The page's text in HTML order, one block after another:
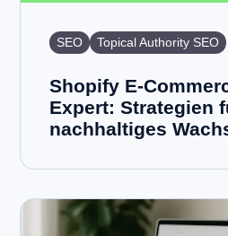
SEO Topical Authority SEO
Shopify E-
Expert: Strategien
nachhaltiges